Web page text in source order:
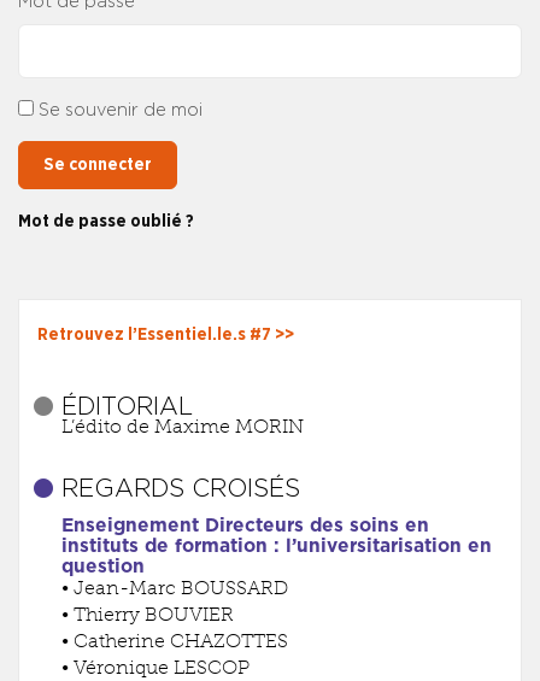
Retrouvez l’Essentiel.le.s #7 >>
ÉDITORIAL
L’édito de Maxime MORIN
REGARDS CROISÉS
Enseignement Directeurs des soins en
instituts de formation : l’universitarisation en
question
• Jean-Marc BOUSSARD
• Thierry BOUVIER
• Catherine CHAZOTTES
• Véronique LESCOP
Se souvenir de moi
Se connecter
Mot de passe oublié ?